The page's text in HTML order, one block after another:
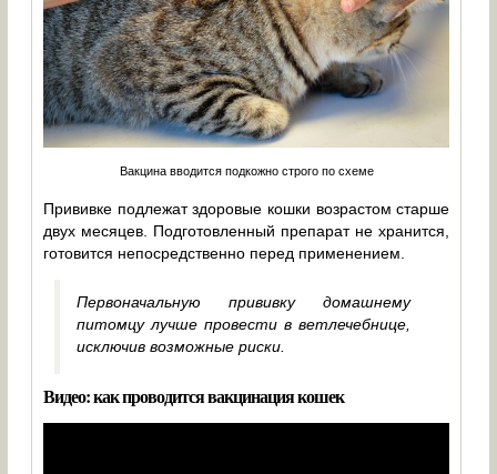
Вакцина вводится подкожно строго по схеме
Прививке подлежат здоровые кошки возрастом старше
двух месяцев. Подготовленный препарат не хранится,
готовится непосредственно перед применением.
Первоначальную прививку домашнему
питомцу лучше провести в ветлечебнице,
исключив возможные риски.
Видео: как проводится вакцинация кошек